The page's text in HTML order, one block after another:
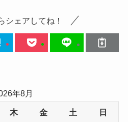
シェアしてね！
年8月
木 金 土 日